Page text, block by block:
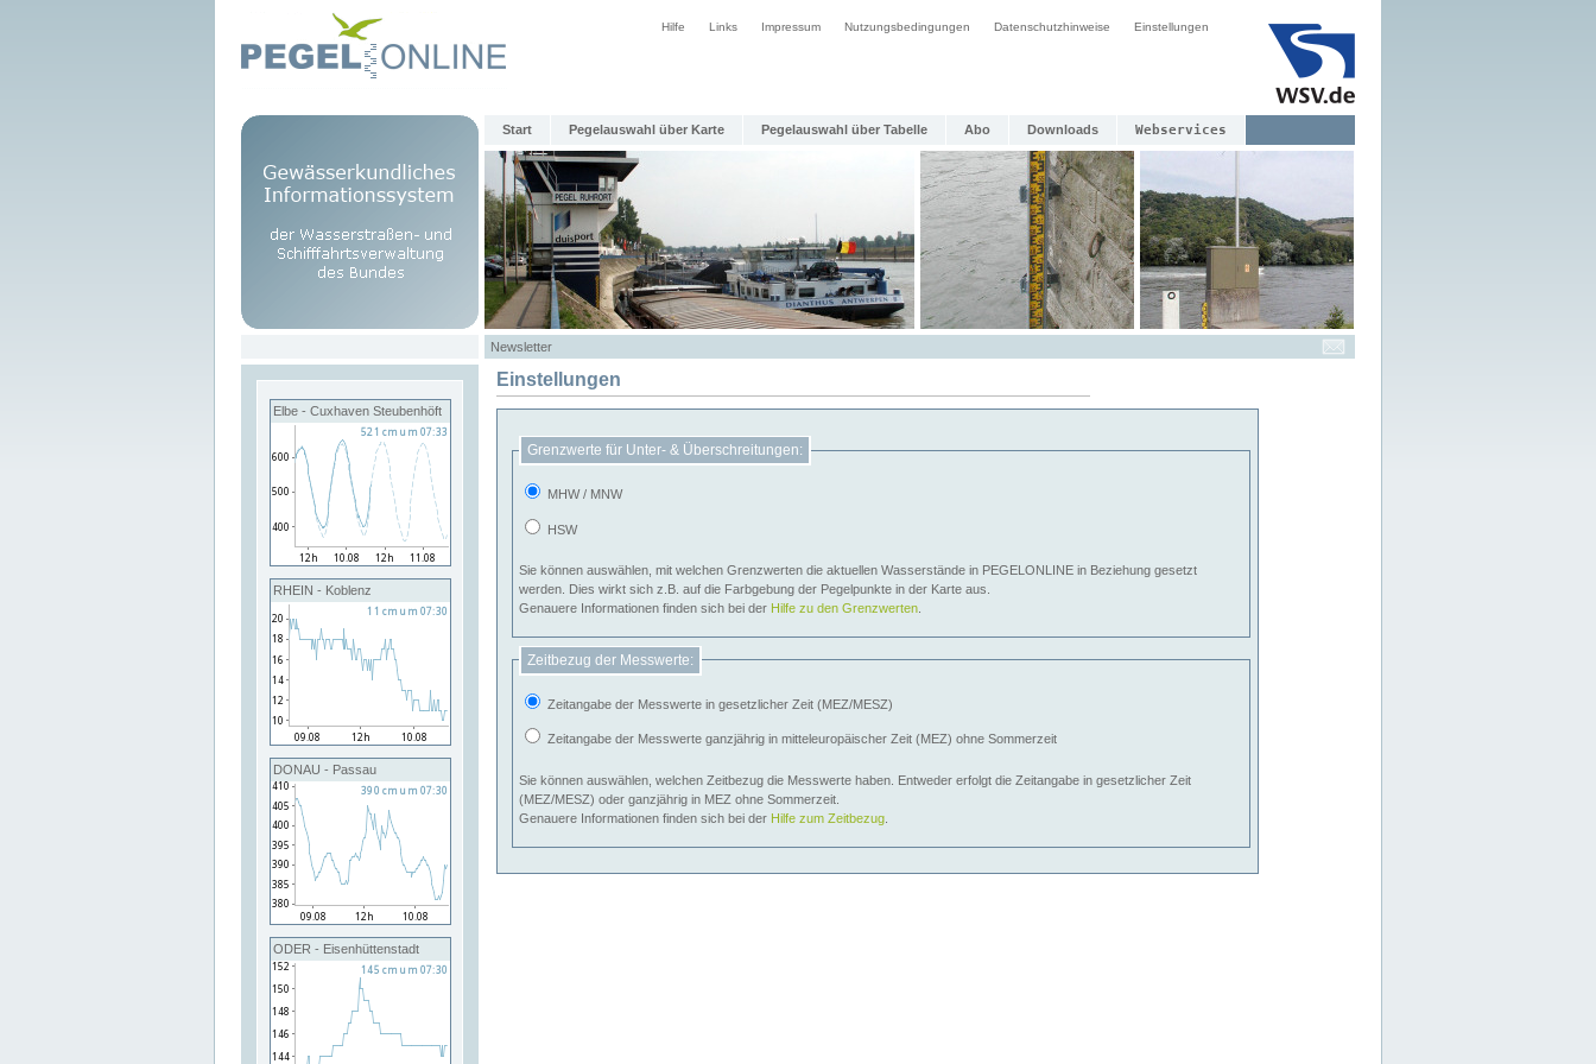
Hilfe Links Impressum Nutzungsbedingungen Datenschutzhinweise Einstellungen
Start Pegelauswahl über Karte Pegelauswahl über Tabelle Abo Downloads Webservices
Newsletter
Elbe - Cuxhaven Steubenhöft
RHEIN - Koblenz
DONAU - Passau
ODER - Eisenhüttenstadt
Einstellungen
Grenzwerte für Unter- & Überschreitungen:
MHW / MNW
HSW
Sie können auswählen, mit welchen Grenzwerten die aktuellen Wasserstände in PEGELONLINE in Beziehung gesetzt
werden. Dies wirkt sich z.B. auf die Farbgebung der Pegelpunkte in der Karte aus.
Genauere Informationen finden sich bei der Hilfe zu den Grenzwerten
Zeitbezug der Messwerte:
Zeitangabe der Messwerte in gesetzlicher Zeit (MEZ/MESZ)
Zeitangabe der Messwerte ganzjährig in mitteleuropäischer Zeit (MEZ) ohne Sommerzeit
Sie können auswählen, welchen Zeitbezug die Messwerte haben. Entweder erfolgt die Zeitangabe in gesetzlicher Zeit
(MEZ/MESZ) oder ganzjährig in MEZ ohne Sommerzeit.
Genauere Informationen finden sich bei der Hilfe zum Zeitbezug